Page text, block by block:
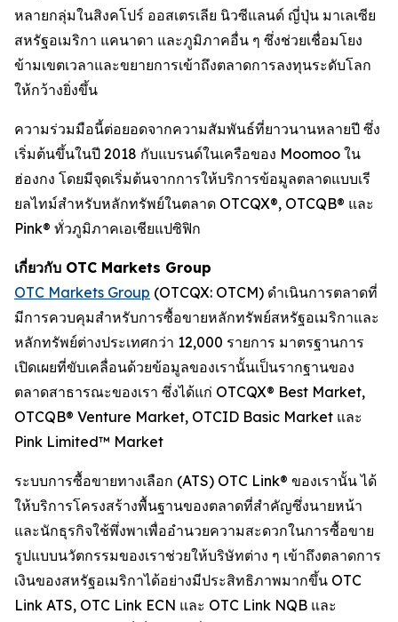
หลายกลุ่มในสิงคโปร์ ออสเตรเลีย นิวซีแลนด์ ญี่ปุ่น มาเลเซีย
สหรัฐอเมริกา แคนาดา และภูมิภาคอื่น ๆ ซึ่งช่วยเชื่อมโยง
ข้ามเขตเวลาและขยายการเข้าถึงตลาดการลงทุนระดับโลก
ให้กว้างยิ่งขึ้น
ความร่วมมือนี้ต่อยอดจากความสัมพันธ์ที่ยาวนานหลายปี ซึ่ง
เริ่มต้นขึ้นในปี 2018 กับแบรนด์ในเครือของ Moomoo ใน
ฮ่องกง โดยมีจุดเริ่มต้นจากการให้บริการข้อมูลตลาดแบบเรี
ยลไทม์สำหรับหลักทรัพย์ในตลาด OTCQX®, OTCQB® และ
Pink® ทั่วภูมิภาคเอเชียแปซิฟิก
เกี่ยวกับ OTC Markets Group
OTC Markets Group (OTCQX: OTCM) ดำเนินการตลาดที่
มีการควบคุมสำหรับการซื้อขายหลักทรัพย์สหรัฐอเมริกาและ
หลักทรัพย์ต่างประเทศกว่า 12,000 รายการ มาตรฐานการ
เปิดเผยที่ขับเคลื่อนด้วยข้อมูลของเรานั้นเป็นรากฐานของ
ตลาดสาธารณะของเรา ซึ่งได้แก่ OTCQX® Best Market,
OTCQB® Venture Market, OTCID Basic Market และ
Pink Limited™ Market
ระบบการซื้อขายทางเลือก (ATS) OTC Link® ของเรานั้น ได้
ให้บริการโครงสร้างพื้นฐานของตลาดที่สำคัญซึ่งนายหน้า
และนักธุรกิจใช้พึ่งพาเพื่ออำนวยความสะดวกในการซื้อขาย
รูปแบบนวัตกรรมของเราช่วยให้บริษัทต่าง ๆ เข้าถึงตลาดการ
เงินของสหรัฐอเมริกาได้อย่างมีประสิทธิภาพมากขึ้น OTC
Link ATS, OTC Link ECN และ OTC Link NQB และ